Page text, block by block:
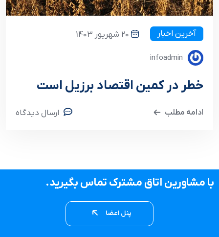
آخرین اخبار 20 شهریور 1403
infoadmin
خطر در کمین اقتصاد برزیل است
ادامه مطلب ارسال دیدگاه
با مشاورین اتاق مشترک تماس بگیرید.
پنل اعضا